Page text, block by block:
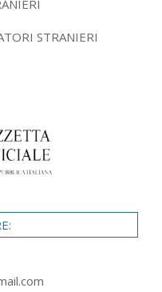
STRANIERI